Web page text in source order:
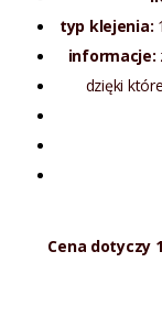
typ klejenia:
informacje:
dzięki
Cena dotyczy